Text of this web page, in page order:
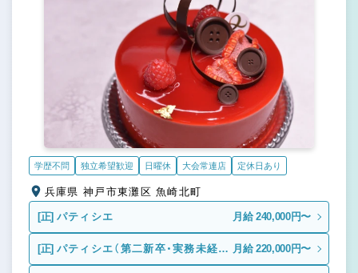
学歴不問 独立希望歓迎 日曜休 大会常連店 定休日あり
兵庫県 神戸市東灘区 魚崎北町
[正] パティシエ 月給 240,000円〜
[正] パティシエ（第二新卒・実務未経
験）
月給 220,000円〜